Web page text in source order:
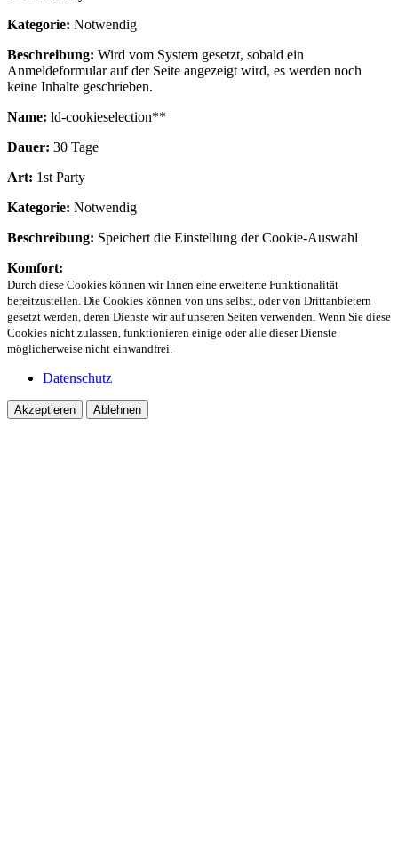
Kategorie: Notwendig
Beschreibung: Wird vom System gesetzt, sobald ein
Anmeldeformular auf der Seite angezeigt wird, es werden noch
keine Inhalte geschrieben.
Name: ld-cookieselection**
Dauer: 30 Tage
Art: 1st Party
Kategorie: Notwendig
Beschreibung: Speichert die Einstellung der Cookie-Auswahl
Komfort:
Durch diese Cookies können wir Ihnen eine erweiterte Funktionalität
bereitzustellen. Die Cookies können von uns selbst, oder von Drittanbietern
gesetzt werden, deren Dienste wir auf unseren Seiten verwenden. Wenn Sie diese
Cookies nicht zulassen, funktionieren einige oder alle dieser Dienste
möglicherweise nicht einwandfrei.
Datenschutz
Akzeptieren Ablehnen